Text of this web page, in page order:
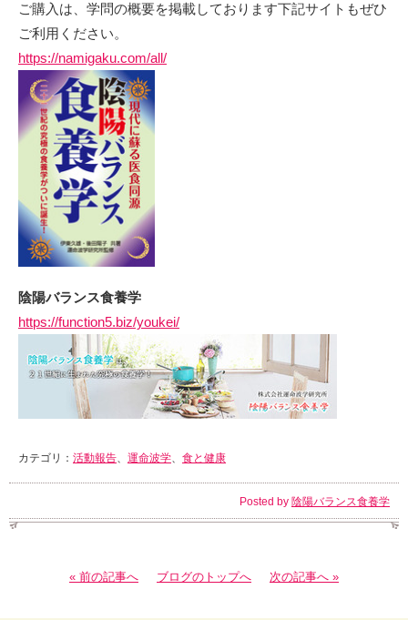
ご購入は、学問の概要を掲載しております下記サイトもぜひ
ご利用ください。
https://namigaku.com/all/
陰陽バランス食養学
https://function5.biz/youkei/
カテゴリ： 活動報告、 運命波学、 食と健康
Posted by 陰陽バランス食養学
« 前の記事へ ブログのトップへ 次の記事へ »